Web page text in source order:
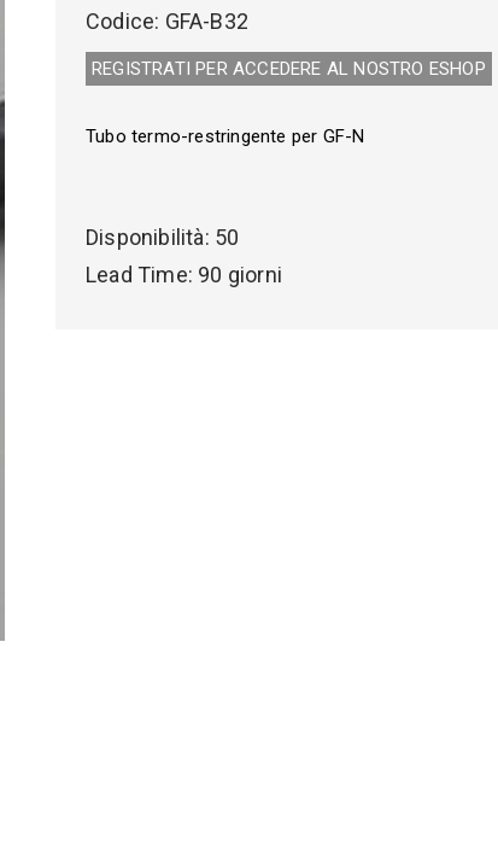
Codice: GFA-B32
REGISTRATI PER ACCEDERE AL NOSTRO E­SHOP
Tubo termo-restringente per GF-N
Disponibilità: 50
Lead Time: 90 giorni